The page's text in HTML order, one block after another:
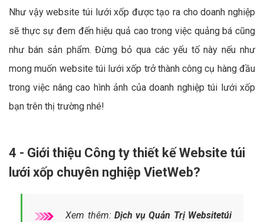
Như vậy website túi lưới xốp được tạo ra cho doanh nghiệp
sẽ thực sự đem đến hiệu quả cao trong việc quảng bá cũng
như bán sản phẩm. Đừng bỏ qua các yếu tố này nếu như
mong muốn website túi lưới xốp trở thành công cụ hàng đầu
trong việc nâng cao hình ảnh của doanh nghiệp túi lưới xốp
bạn trên thị trường nhé!
4 - Giới thiệu Công ty thiết kế Website túi
lưới xốp chuyên nghiệp VietWeb?
Xem thêm: Dịch vụ Quản Trị Websitetúi